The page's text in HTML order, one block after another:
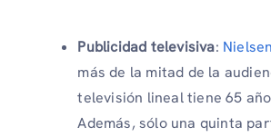
Publicidad televisiva: Nielsen
más de la mitad de la
televisión lineal tiene 65
Además, sólo una quinta